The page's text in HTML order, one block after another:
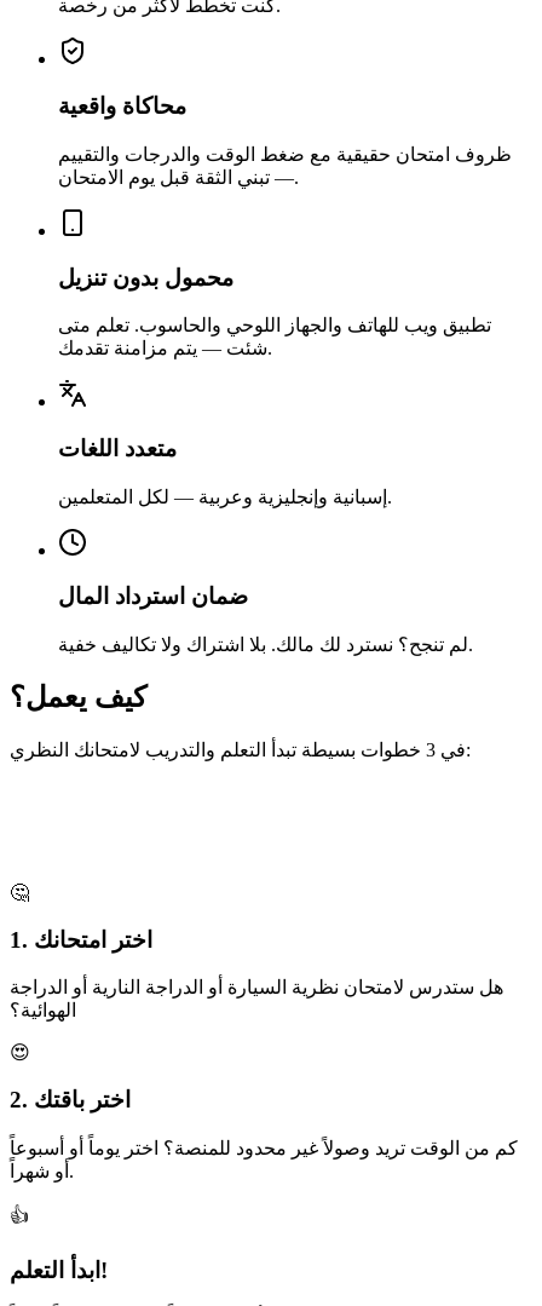
كنت تخطط لأكثر من رخصة.
محاكاة واقعية
ظروف امتحان حقيقية مع ضغط الوقت والدرجات والتقييم
— تبني الثقة قبل يوم الامتحان.
محمول بدون تنزيل
تطبيق ويب للهاتف والجهاز اللوحي والحاسوب. تعلم متى
شئت — يتم مزامنة تقدمك.
متعدد اللغات
إسبانية وإنجليزية وعربية — لكل المتعلمين.
ضمان استرداد المال
لم تنجح؟ نسترد لك مالك. بلا اشتراك ولا تكاليف خفية.
كيف يعمل؟
في 3 خطوات بسيطة تبدأ التعلم والتدريب لامتحانك النظري:
🤔
1. اختر امتحانك
هل ستدرس لامتحان نظرية السيارة أو الدراجة النارية أو الدراجة
الهوائية؟
😍
2. اختر باقتك
كم من الوقت تريد وصولاً غير محدود للمنصة؟ اختر يوماً أو أسبوعاً
أو شهراً.
👍
ابدأ التعلم!